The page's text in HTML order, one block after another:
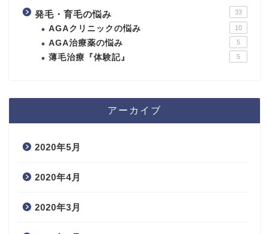
発毛・育毛の悩み 33
AGAクリニックの悩み 10
AGA治療薬の悩み 5
薄毛治療『体験記』 5
アーカイブ
2020年5月
2020年4月
2020年3月